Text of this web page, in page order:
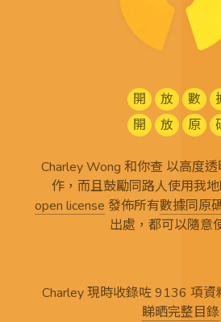
開 放 數
開
放 原
Charley Wong 和你查 以高度
作，而且鼓勵同路人使用我
open license 發佈所有數據同原
出處，都可以隨意
Charley 現時收錄咗 9136 項資
睇晒完整目錄